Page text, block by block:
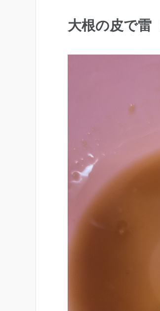
大根の皮で雷